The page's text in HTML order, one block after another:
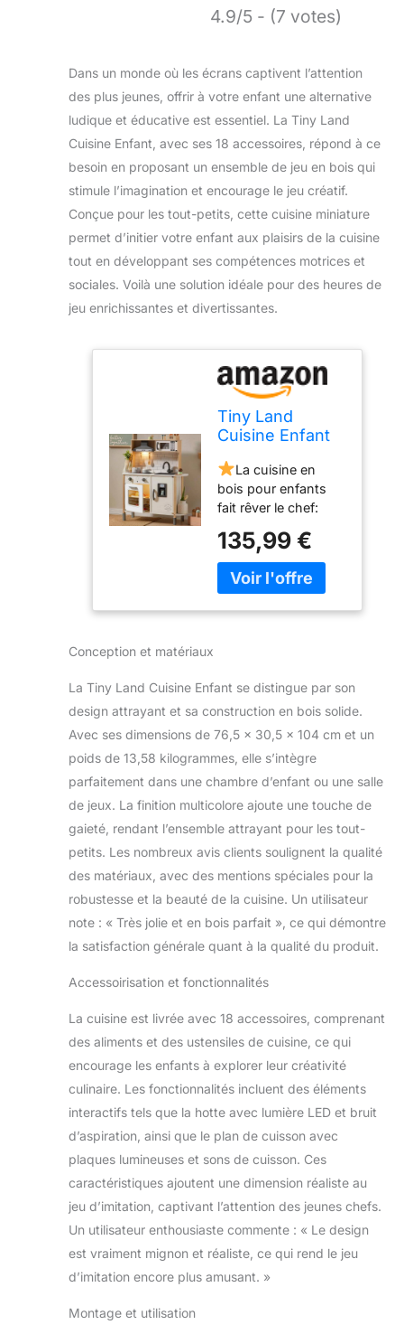
4.9/5 - (7 votes)
Dans un monde où les écrans captivent l’attention
des plus jeunes, offrir à votre enfant une alternative
ludique et éducative est essentiel. La Tiny Land
Cuisine Enfant, avec ses 18 accessoires, répond à ce
besoin en proposant un ensemble de jeu en bois qui
stimule l’imagination et encourage le jeu créatif.
Conçue pour les tout-petits, cette cuisine miniature
permet d’initier votre enfant aux plaisirs de la cuisine
tout en développant ses compétences motrices et
sociales. Voilà une solution idéale pour des heures de
jeu enrichissantes et divertissantes.
Tiny Land
Cuisine Enfant
Accessoires
pour
Aliments/Dinette
La cuisine en
bois pour enfants
fait rêver le chef:
bois pour enfants
combine un design
ingénieux, une
réfrigérateur,
machine à glaçons,
four, cuisinière et
hotte. Des lumières
et un son polyvalent
cuisine, sans risque
de brûlure. Les
enfants peuvent
cuisiner, tout
comme les grands
chefs à la télévision.
Cela éveille leur
curiosité et leur offre
heures de plaisir et
lumières et les sons
améliorés sont plus
attrayants: La
nouvelle cuisinière
est équipée d’une
lumière et de deux
sons qui imitent la
friture et la soupe en
dispose d’un son et
d’une lumière
réalistes,
commandés par un
ustensiles de cuisine
135,99 €
Conception et matériaux
La Tiny Land Cuisine Enfant se distingue par son
design attrayant et sa construction en bois solide.
Avec ses dimensions de 76,5 x 30,5 x 104 cm et un
poids de 13,58 kilogrammes, elle s’intègre
parfaitement dans une chambre d’enfant ou une salle
de jeux. La finition multicolore ajoute une touche de
gaieté, rendant l’ensemble attrayant pour les tout-
petits. Les nombreux avis clients soulignent la qualité
des matériaux, avec des mentions spéciales pour la
robustesse et la beauté de la cuisine. Un utilisateur
note : « Très jolie et en bois parfait », ce qui démontre
la satisfaction générale quant à la qualité du produit.
Accessoirisation et fonctionnalités
La cuisine est livrée avec 18 accessoires, comprenant
des aliments et des ustensiles de cuisine, ce qui
encourage les enfants à explorer leur créativité
culinaire. Les fonctionnalités incluent des éléments
interactifs tels que la hotte avec lumière LED et bruit
d’aspiration, ainsi que le plan de cuisson avec
plaques lumineuses et sons de cuisson. Ces
caractéristiques ajoutent une dimension réaliste au
jeu d’imitation, captivant l’attention des jeunes chefs.
Un utilisateur enthousiaste commente : « Le design
est vraiment mignon et réaliste, ce qui rend le jeu
d’imitation encore plus amusant. »
Montage et utilisation